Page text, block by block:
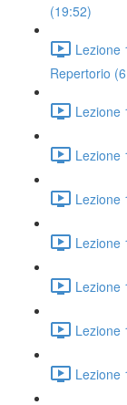
(19:52)
Lezione
Repertorio
Lezione
Lezione
Lezione
Lezione
Lezione
Lezione
Lezione